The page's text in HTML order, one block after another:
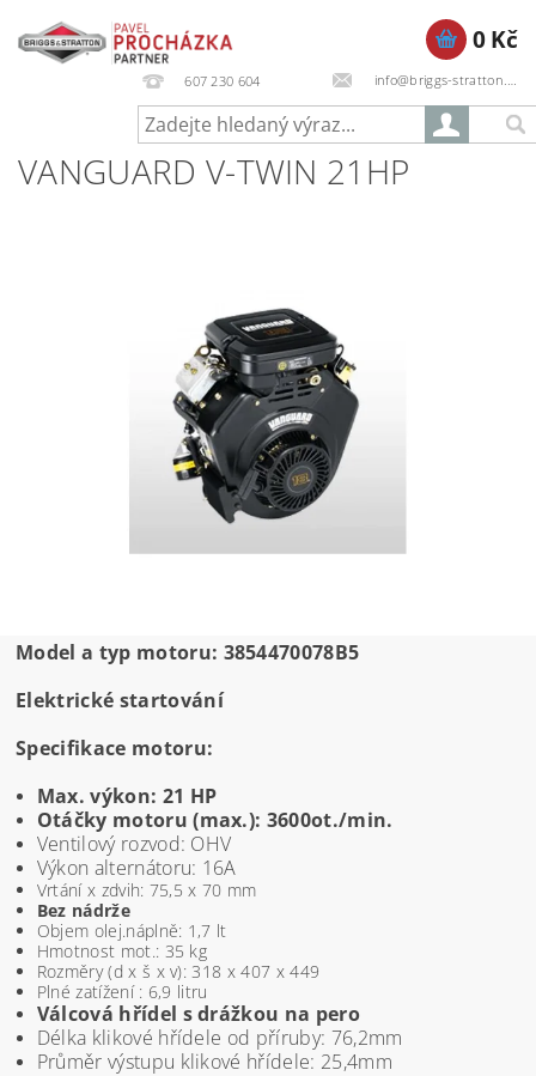
607 230 604 info@briggs-stratton.cz
0 Kč
VANGUARD V-TWIN 21HP
Model a typ motoru: 3854470078B5
Elektrické startování
Specifikace motoru:
Max. výkon: 21 HP
Otáčky motoru (max.): 3600ot./min.
Ventilový rozvod: OHV
Výkon alternátoru: 16A
Vrtání x zdvih: 75,5 x 70 mm
Bez nádrže
Objem olej.náplně: 1,7 lt
Hmotnost mot.: 35 kg
Rozměry (d x š x v): 318 x 407 x 449
Plné zatížení : 6,9 litru
Válcová hřídel s drážkou na pero
Délka klikové hřídele od příruby: 76,2mm
Průměr výstupu klikové hřídele: 25,4mm